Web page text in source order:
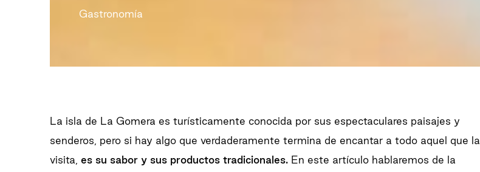
Gastronomía
La isla de La Gomera es turísticamente conocida por sus espectaculares paisajes y
senderos, pero si hay algo que verdaderamente termina de encantar a todo aquel que la
visita, es su sabor y sus productos tradicionales. En este artículo hablaremos de la